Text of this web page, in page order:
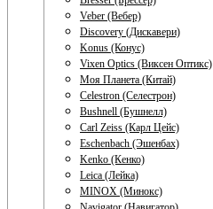
Veber (Вебер)
Discovery (Дискавери)
Konus (Конус)
Vixen Optics (Виксен Оптикс)
Моя Планета (Китай)
Celestron (Селестрон)
Bushnell (Бушнелл)
Carl Zeiss (Карл Цейс)
Eschenbach (Эшенбах)
Kenko (Кенко)
Leica (Лейка)
MINOX (Минокс)